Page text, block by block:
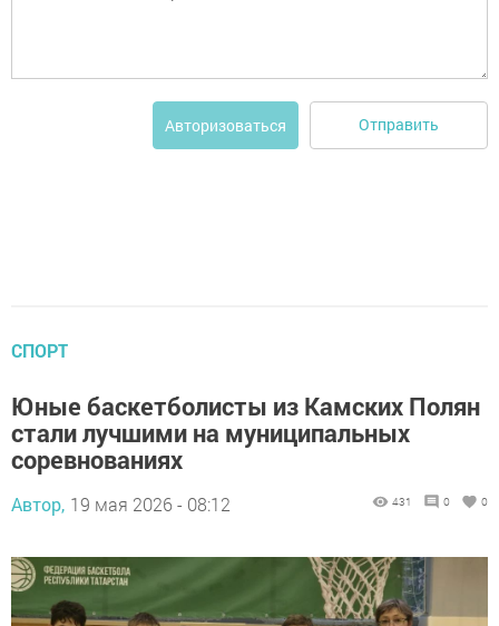
Авторизоваться Отправить
СПОРТ
Юные баскетболисты из Камских Полян
стали лучшими на муниципальных
соревнованиях
Автор, 19 мая 2026 - 08:12 431 0 0